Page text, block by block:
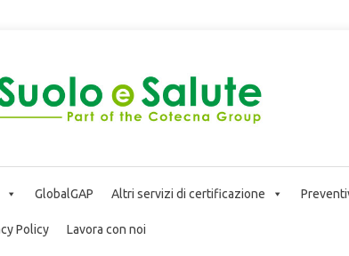
GlobalGAP Altri servizi di certificazione
Policy Lavora con noi